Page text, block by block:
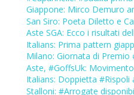
Giappone: Mirco Demuro
San Siro: Poeta Diletto e
Aste SGA: Ecco i risultati
Italians: Prima pattern
Milano: Giornata di Premio
Aste, #GoffsUk:
Italians: Doppietta #Rispoli
Stalloni: #Arrogate